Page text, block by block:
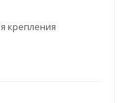
крепления